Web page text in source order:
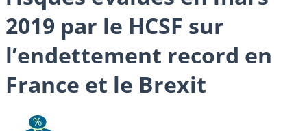
2019 par le HCSF sur
l’endettement record en
France et le Brexit